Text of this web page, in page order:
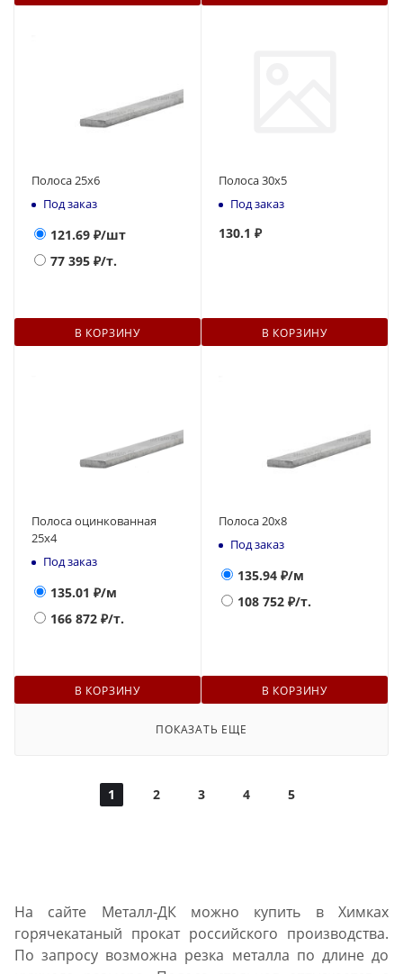
Полоса 25х6
Под заказ
121.69 ₽/шт
77 395 ₽/т.
В КОРЗИНУ
Полоса 30х5
Под заказ
130.1 ₽
В КОРЗИНУ
Полоса оцинкованная
25х4
Под заказ
135.01 ₽/м
166 872 ₽/т.
В КОРЗИНУ
Полоса 20х8
Под заказ
135.94 ₽/м
108 752 ₽/т.
В КОРЗИНУ
ПОКАЗАТЬ ЕЩЕ
1 2 3 4 5
На сайте Металл-ДК можно купить в Химках
горячекатаный прокат российского производства.
По запросу возможна резка металла по длине до